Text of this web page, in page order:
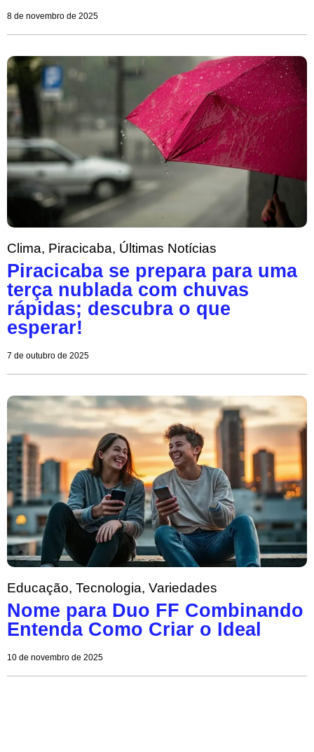
8 de novembro de 2025
Clima, Piracicaba, Últimas Notícias
Piracicaba se prepara para uma
terça nublada com chuvas
rápidas; descubra o que
esperar!
7 de outubro de 2025
Educação, Tecnologia, Variedades
Nome para Duo FF Combinando
Entenda Como Criar o Ideal
10 de novembro de 2025